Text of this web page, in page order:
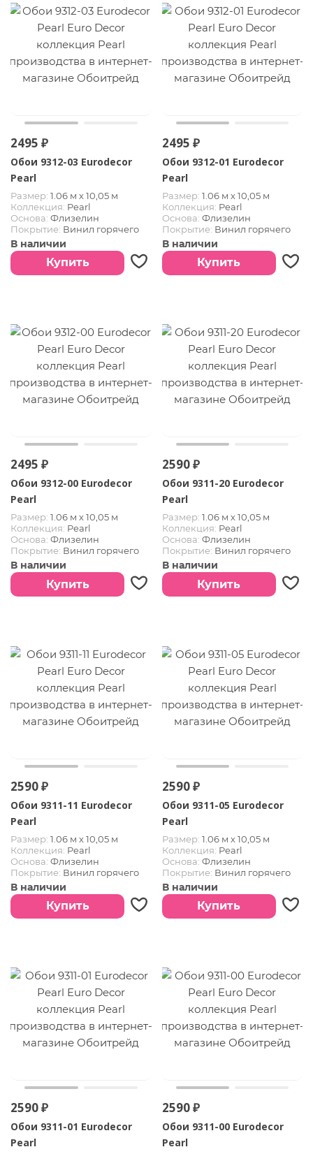
2495 ₽
Обои 9312-03 Eurodecor
Pearl
Размер: 1.06 м х 10,05 м
Коллекция: Pearl
Основа: Флизелин
Покрытие: Винил горячего
тиснения
В наличии
Купить
2495 ₽
Обои 9312-01 Eurodecor
Pearl
Размер: 1.06 м х 10,05 м
Коллекция: Pearl
Основа: Флизелин
Покрытие: Винил горячего
тиснения
В наличии
Купить
2495 ₽
Обои 9312-00 Eurodecor
Pearl
Размер: 1.06 м х 10,05 м
Коллекция: Pearl
Основа: Флизелин
Покрытие: Винил горячего
тиснения
В наличии
Купить
2590 ₽
Обои 9311-20 Eurodecor
Pearl
Размер: 1.06 м х 10,05 м
Коллекция: Pearl
Основа: Флизелин
Покрытие: Винил горячего
тиснения
В наличии
Купить
2590 ₽
Обои 9311-11 Eurodecor
Pearl
Размер: 1.06 м х 10,05 м
Коллекция: Pearl
Основа: Флизелин
Покрытие: Винил горячего
тиснения
В наличии
Купить
2590 ₽
Обои 9311-05 Eurodecor
Pearl
Размер: 1.06 м х 10,05 м
Коллекция: Pearl
Основа: Флизелин
Покрытие: Винил горячего
тиснения
В наличии
Купить
2590 ₽
Обои 9311-01 Eurodecor
Pearl
2590 ₽
Обои 9311-00 Eurodecor
Pearl